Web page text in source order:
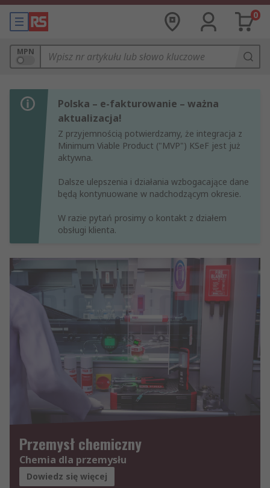
0
MPN
Polska – e-fakturowanie – ważna
aktualizacja!
Z przyjemnością potwierdzamy, że integracja z
Minimum Viable Product ("MVP") KSeF jest już
aktywna.
Dalsze ulepszenia i działania wzbogacające dane
będą kontynuowane w nadchodzącym okresie.
W razie pytań prosimy o kontakt z działem
obsługi klienta.
Przemysł chemiczny
Chemia dla przemysłu
Dowiedz się więcej